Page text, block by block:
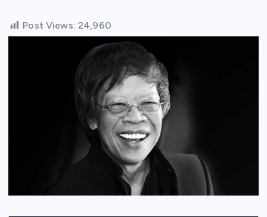
Post Views: 24,960